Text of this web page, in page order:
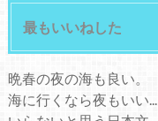
最もいいねした
晩春の夜の海も良い。
海に行くなら夜もいい...